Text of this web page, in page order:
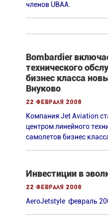
членов UBAA.
Bombardier
технического
бизнес класса
Внуково
22 февраля 2008
Компания Jet Aviation
центром линейного
самолетов бизнес
Инвестиции в
22 февраля 2008
AeroJetstyle февраль